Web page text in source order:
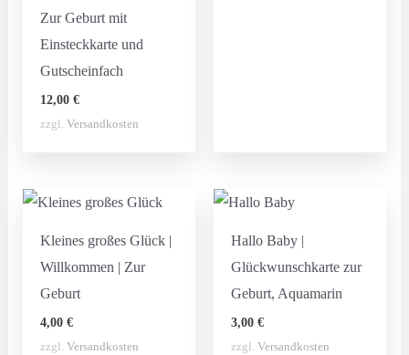
Zur Geburt mit
Einsteckkarte und
Gutscheinfach
12,00 €
zzgl. Versandkosten
Kleines großes Glück |
Willkommen | Zur
Geburt
4,00 €
zzgl. Versandkosten
Hallo Baby |
Glückwunschkarte zur
Geburt, Aquamarin
3,00€
zzgl.Versandkosten